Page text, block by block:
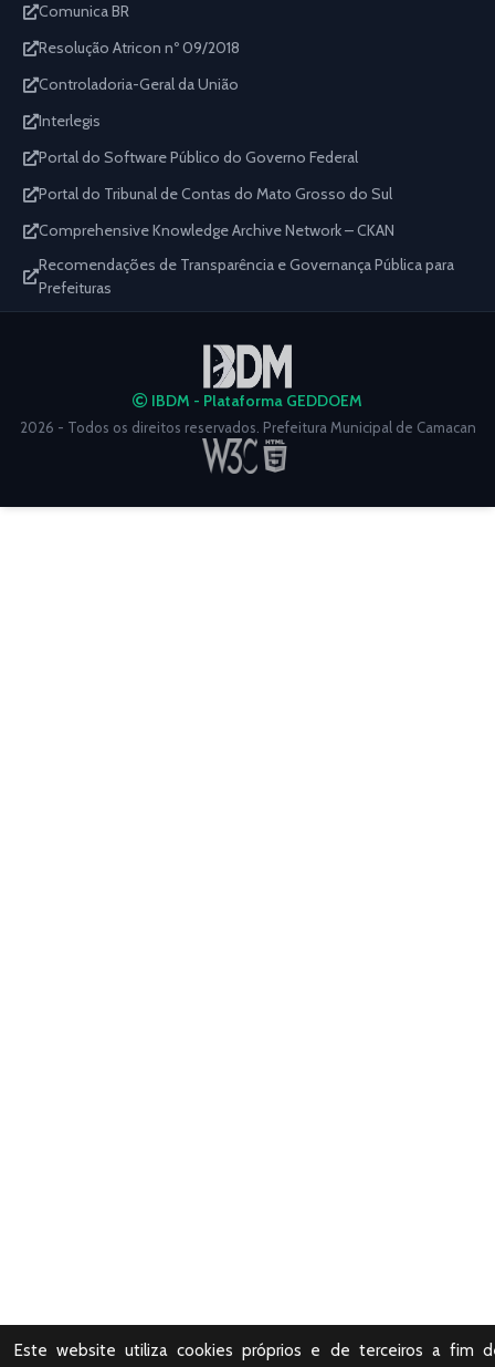
Comunica BR
Resolução Atricon nº 09/2018
Controladoria-Geral da União
Interlegis
Portal do Software Público do Governo Federal
Portal do Tribunal de Contas do Mato Grosso do Sul
Comprehensive Knowledge Archive Network – CKAN
Recomendações de Transparência e Governança Pública para
Prefeituras
IBDM - Plataforma GEDDOEM
2026 - Todos os direitos reservados. Prefeitura Municipal de Camacan
Este website utiliza cookies próprios e de terceiros a fim